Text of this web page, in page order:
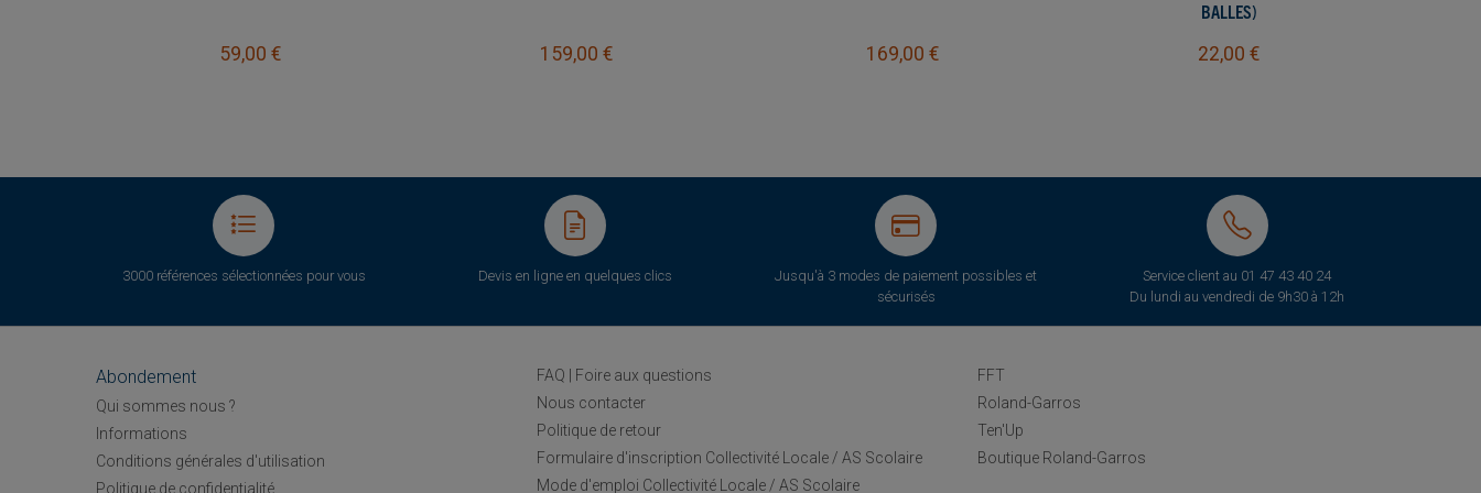
59,00 € 159,00 € 169,00 €
BALLES)
22,00 €
3000 références sélectionnées pour vous Devis en ligne en quelques clics
Jusqu'à 3 modes de paiement possibles et
sécurisés
Service client au 01 47 43 40 24
Du lundi au vendredi de 9h30 à 12h
Abondement
Qui sommes nous ?
Informations
Conditions générales d'utilisation
Politique de confidentialité
FAQ | Foire aux questions
Nous contacter
Politique de retour
Formulaire d'inscription Collectivité Locale / AS Scolaire
Mode d'emploi Collectivité Locale / AS Scolaire
FFT
Roland-Garros
Ten'Up
Boutique Roland-Garros